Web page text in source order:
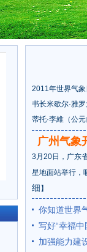
2011年世界气象
书长米歇尔·雅
蒂托·李維（公
广州气象
3月20日，广东
星地面站举行，
细 】
你知道世界
写好“幸福
加强能力建